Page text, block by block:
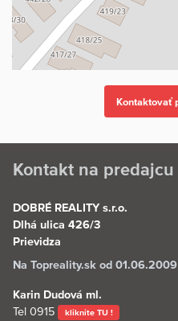
Kontakt na predajcu
DOBRÉ REALITY s.r.o.
Dlhá ulica 426/3
Prievidza
Na Topreality.sk od 01.06.2009
Karin Dudová ml.
Tel 0915 kliknite TU !